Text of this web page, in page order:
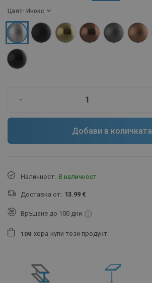
Цвят - Инокс
-
Добави в количката
Наличност: В наличност
Доставка от: 13.99 €
Връщане до 100 дни
1 09 хора купи този продукт.